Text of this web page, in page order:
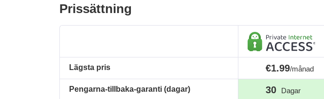
Prissättning
Lägsta pris
Pengarna-tillbaka-garanti (dagar)
€1.99/månad
30 Dagar